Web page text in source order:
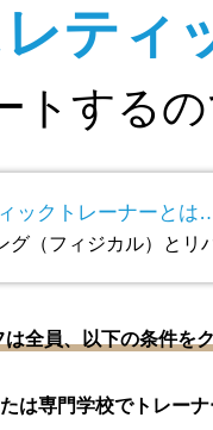
ティ
トする
ックトレーナーとは
グ（フィジカル）と
全員、以下の条件を
は専門学校でトレーナ